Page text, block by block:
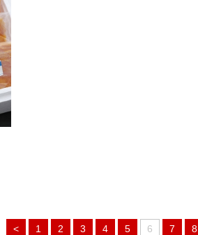
< 1 2 3 4 5 6 7 8